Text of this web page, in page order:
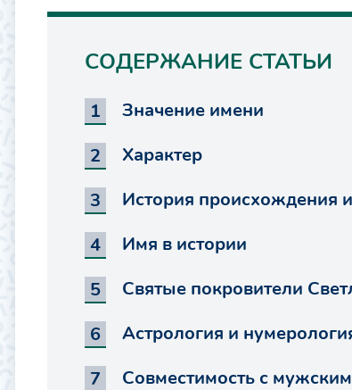
СОДЕРЖАНИЕ СТАТЬИ
Значение имени
Характер
История происхождения
Имя в истории
Святые покровители
Астрология и
Совместимость с